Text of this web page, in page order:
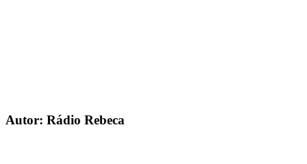
Autor: Rádio Rebeca